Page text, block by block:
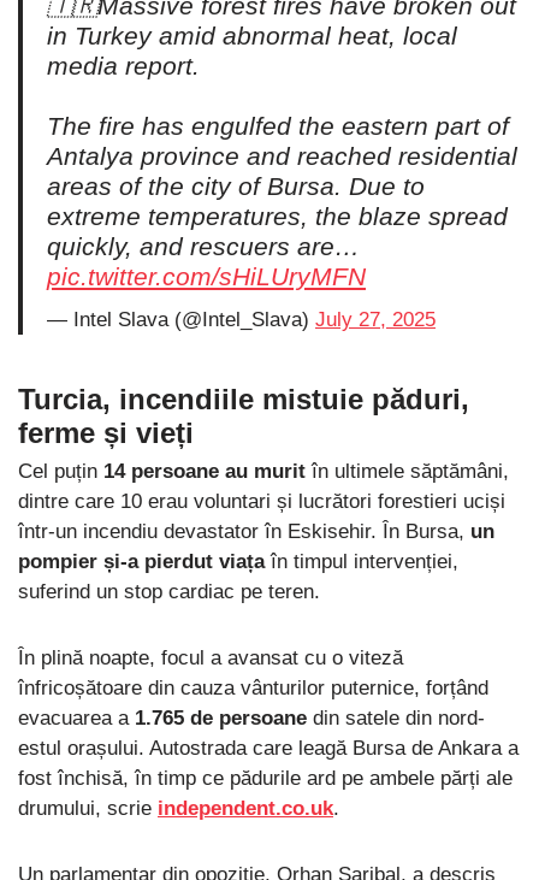
🇹🇷Massive forest fires have broken out
in Turkey amid abnormal heat, local
media report.
The fire has engulfed the eastern part of
Antalya province and reached residential
areas of the city of Bursa. Due to
extreme temperatures, the blaze spread
quickly, and rescuers are…
pic.twitter.com/sHiLUryMFN
— Intel Slava (@Intel_Slava) July 27, 2025
Turcia, incendiile mistuie păduri,
ferme și vieți
Cel puțin 14 persoane au murit în ultimele săptămâni,
dintre care 10 erau voluntari și lucrători forestieri uciși
într-un incendiu devastator în Eskisehir. În Bursa, un
pompier și-a pierdut viațaîn timpul intervenției,
suferind un stop cardiac pe teren.
În plină noapte, focul a avansat cu o viteză
înfricoșătoare din cauza vânturilor puternice, forțând
evacuarea a 1.765 de persoane din satele din nord-
estul orașului. Autostrada care leagă Bursa de Ankara a
fost închisă, în timp ce pădurile ard pe ambele părți ale
drumului, scrie independent.co.uk.
Un parlamentar din opoziție, Orhan Saribal, a descris